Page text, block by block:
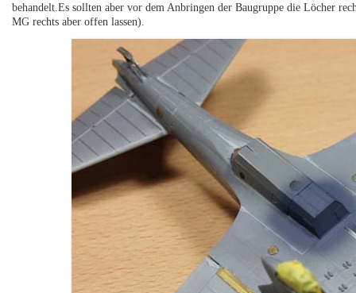
behandelt.Es sollten aber vor dem Anbringen der Baugruppe die Löcher
MG rechts aber offen lassen).